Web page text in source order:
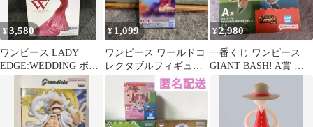
¥3,580
ワンピース LADY
EDGE:WEDDING ボ
ア・ハンコック フィギ
¥ 1,099
ワンピース ワールドコ
レクタブルフィギュア
宴1 ニコ・ロビン
¥2,980
一番くじ ワンピース
GIANT BASH! A賞 ロ